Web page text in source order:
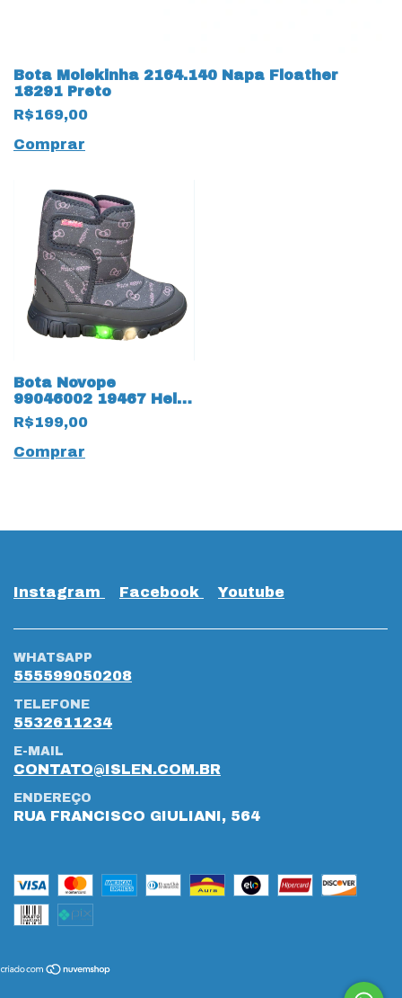
Bota Molekinha 2164.140 Napa Floather
18291 Preto
R$169,00
Comprar
Bota Novope
99046002 19467 Hello
Kitty
R$199,00
Comprar
Instagram Facebook Youtube
WHATSAPP
555599050208
TELEFONE
5532611234
E-MAIL
CONTATO@ISLEN.COM.BR
ENDEREÇO
RUA FRANCISCO GIULIANI, 564